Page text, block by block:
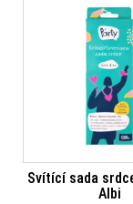
Svítící sada
Albi